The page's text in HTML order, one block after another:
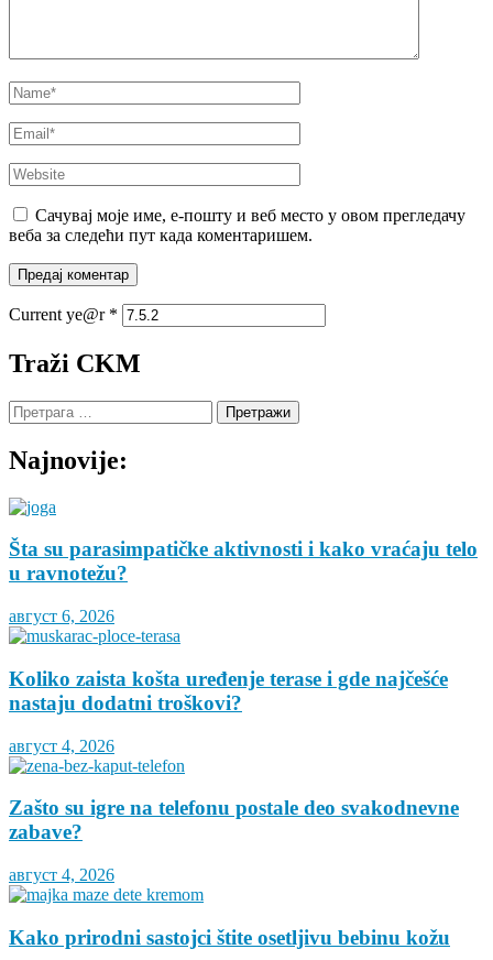
Name*
Email*
Website
Сачувај моје име, е-пошту и веб место у овом прегледачу
веба за следећи пут када коментаришем.
Current ye@r *
Traži CKM
Претрага
за:
Najnovije:
Šta su parasimpatičke aktivnosti i kako vraćaju telo
u ravnotežu?
август 6, 2026
Koliko zaista košta uređenje terase i gde najčešće
nastaju dodatni troškovi?
август 4, 2026
Zašto su igre na telefonu postale deo svakodnevne
zabave?
август 4, 2026
Kako prirodni sastojci štite osetljivu bebinu kožu